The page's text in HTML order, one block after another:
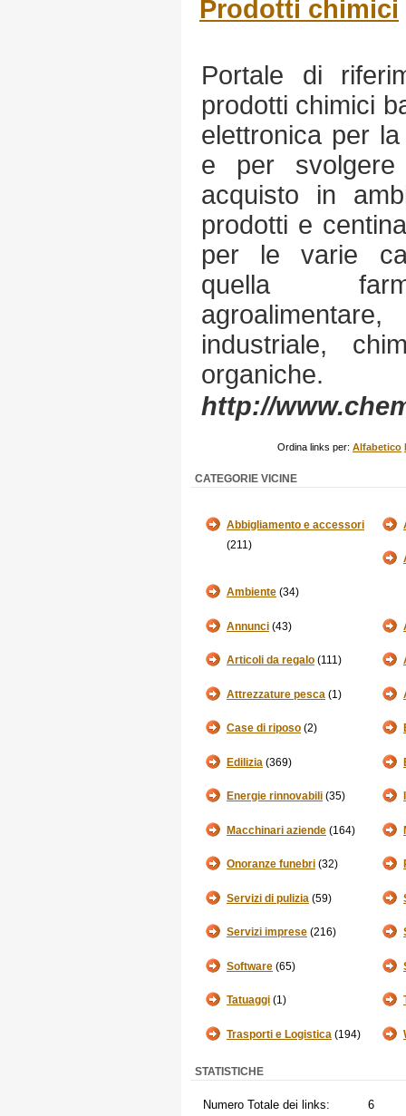
Prodotti chimici
Portale di
prodotti chimici
elettronica per
e per
acquisto in
prodotti e
per le varie
quella
industriale,
organiche.
http://
Ordina links per: Alfabetico
CATEGORIE VICINE
Abbigliamento e accessori
(211)
Ambiente (34)
Annunci (43)
Articoli da regalo (111)
Attrezzature pesca (1)
Case di riposo (2)
Edilizia (369)
Energie rinnovabili (35)
Macchinari aziende (164)
Onoranze funebri (32)
Servizi di pulizia (59)
Servizi imprese (216)
Software (65)
Tatuaggi (1)
Trasporti e Logistica (194)
STATISTICHE
Numero Totale dei links:
6